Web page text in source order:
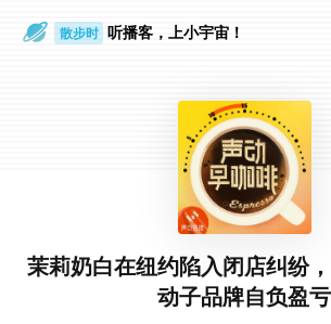
散步时 听播客，上小宇宙！
茉莉奶白在纽约陷入闭店纠纷
动子品牌自负盈亏